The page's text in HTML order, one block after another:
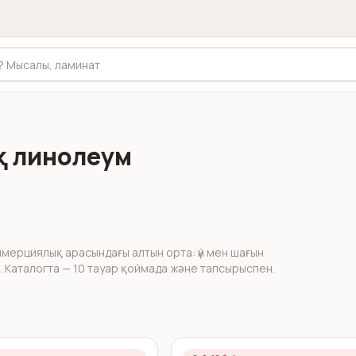
арасындағы алтын орта: үй мен шағын
Каталогта — 10 тауар қоймада және тапсырыспен.